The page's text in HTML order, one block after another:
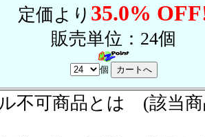
定価より 35.0%
販売単位：24個
個
不可商品とは (該当